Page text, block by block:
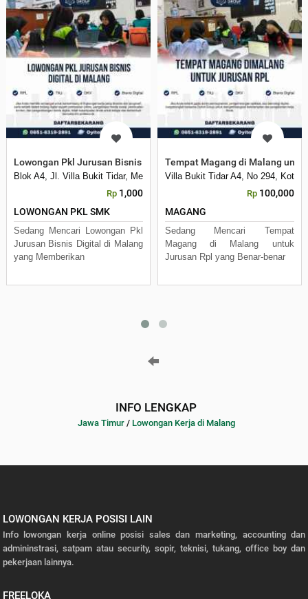
Lowongan Pkl Jurusan Bisnis Digital di Malang
Blok A4, Jl. Villa Bukit Tidar, Merjosari, Kec. Lowokwaru, Kota Malang,
Rp 1,000
LOWONGAN PKL SMK
Sedang Mencari Lowongan Pkl
Jurusan Bisnis Digital di Malang
yang Memberikan
Tempat Magang di Malang
Villa Bukit Tidar A4, No 294, Kota
Rp 100,000
MAGANG
Sedang Mencari Tempat
Magang di Malang untuk
Jurusan Rpl yang Benar-benar
INFO LENGKAP
Jawa Timur/ Lowongan Kerja di Malang
LOWONGAN KERJA POSISI LAIN
Info lowongan kerja online posisi sales dan marketing, accounting dan
admininstrasi, satpam atau security, sopir, teknisi, tukang, office boy dan
pekerjaan lainnya.
FREELOKA